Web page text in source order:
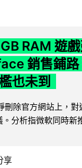
RAM 遊
銷售鋪路
也未到
除官方網站上，對
分析指微軟同時新
享